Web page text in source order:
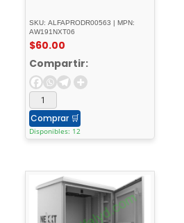
SKU: ALFAPRODR00563 | MPN:
AW191NXT06
$60.00
Compartir:
Comprar 🛒
Disponibles: 12